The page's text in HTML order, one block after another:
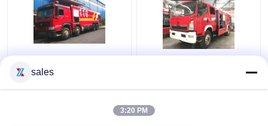
Πυροσβεστικό όχημα
ανάγκης πυρόσβεσης
HOWO Red Color Tank
για οδικό ψεκασμό
πολλαπλών χρήσεων
sales
3:20 PM